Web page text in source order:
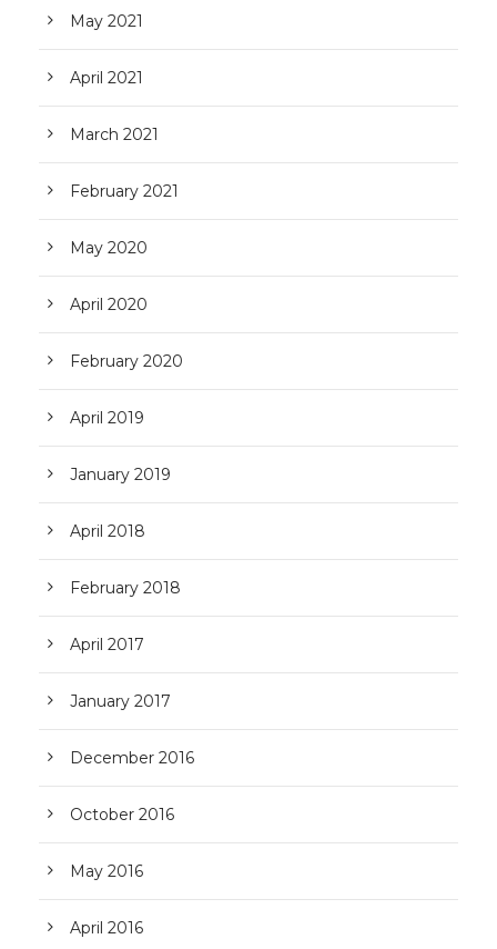
May 2021
April 2021
March 2021
February 2021
May 2020
April 2020
February 2020
April 2019
January 2019
April 2018
February 2018
April 2017
January 2017
December 2016
October 2016
May 2016
April 2016